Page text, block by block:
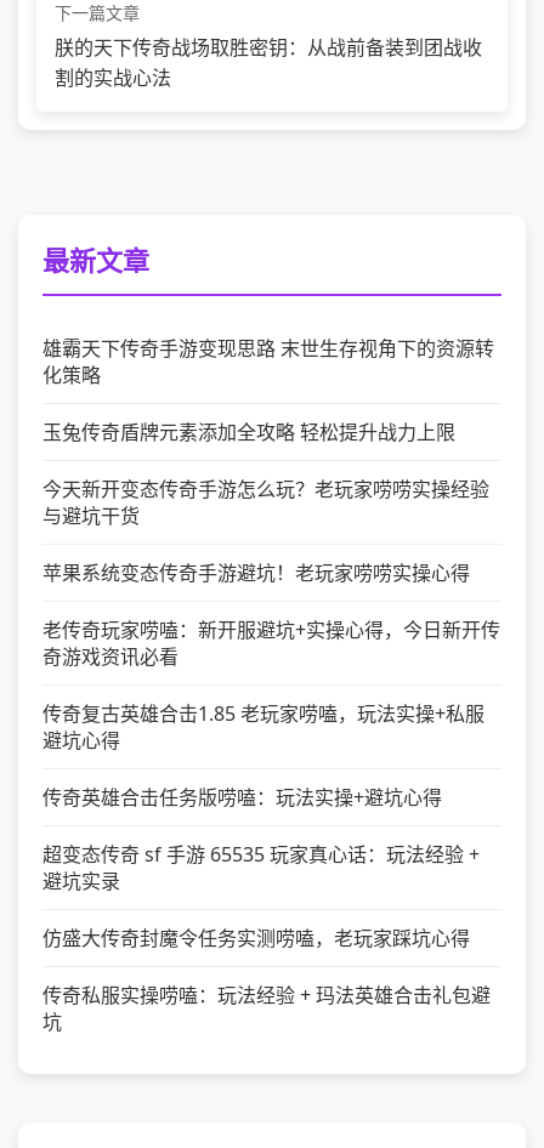
下一篇文章
朕的天下传奇战场取胜密钥：从战前备装到团战收
割的实战心法
最新文章
雄霸天下传奇手游变现思路 末世生存视角下的资源转
化策略
玉兔传奇盾牌元素添加全攻略 轻松提升战力上限
今天新开变态传奇手游怎么玩？老玩家唠唠实操经验
与避坑干货
苹果系统变态传奇手游避坑！老玩家唠唠实操心得
老传奇玩家唠嗑：新开服避坑+实操心得，今日新开传
奇游戏资讯必看
传奇复古英雄合击1.85 老玩家唠嗑，玩法实操+私服
避坑心得
传奇英雄合击任务版唠嗑：玩法实操+避坑心得
超变态传奇 sf 手游 65535 玩家真心话：玩法经验 +
避坑实录
仿盛大传奇封魔令任务实测唠嗑，老玩家踩坑心得
传奇私服实操唠嗑：玩法经验 + 玛法英雄合击礼包避
坑